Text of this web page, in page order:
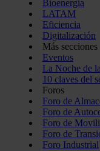
Bioenergía
LATAM
Eficiencia
Digitalización
Más secciones
Eventos
La Noche de
10 claves del
Foros
Foro de
Foro de
Foro de
Foro de
Foro Industrial